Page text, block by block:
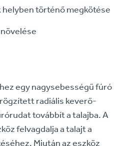
helyben történő megkötése
egy nagysebességű fúró
radiális keverő-
továbbít a talajba. A
felvagdalja a talajt a